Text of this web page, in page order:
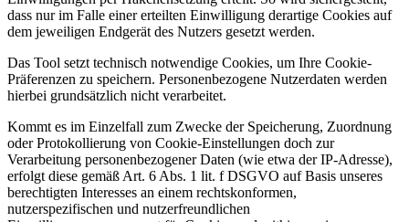
dass nur im Falle einer erteilten Einwilligung derartige Cookies auf
dem jeweiligen Endgerät des Nutzers gesetzt werden.
Das Tool setzt technisch notwendige Cookies, um Ihre Cookie-
Präferenzen zu speichern. Personenbezogene Nutzerdaten werden
hierbei grundsätzlich nicht verarbeitet.
Kommt es im Einzelfall zum Zwecke der Speicherung, Zuordnung
oder Protokollierung von Cookie-Einstellungen doch zur
Verarbeitung personenbezogener Daten (wie etwa der IP-Adresse),
erfolgt diese gemäß Art. 6 Abs. 1 lit. f DSGVO auf Basis unseres
berechtigten Interesses an einem rechtskonformen,
nutzerspezifischen und nutzerfreundlichen